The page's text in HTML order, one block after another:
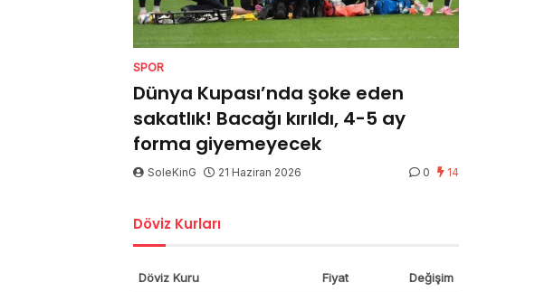
SPOR
Dünya Kupası’nda şoke eden
sakatlık! Bacağı kırıldı, 4-5 ay
forma giyemeyecek
SoleKinG 21 Haziran 2026 0 14
Döviz Kurları
Döviz Kuru Fiyat Değişim